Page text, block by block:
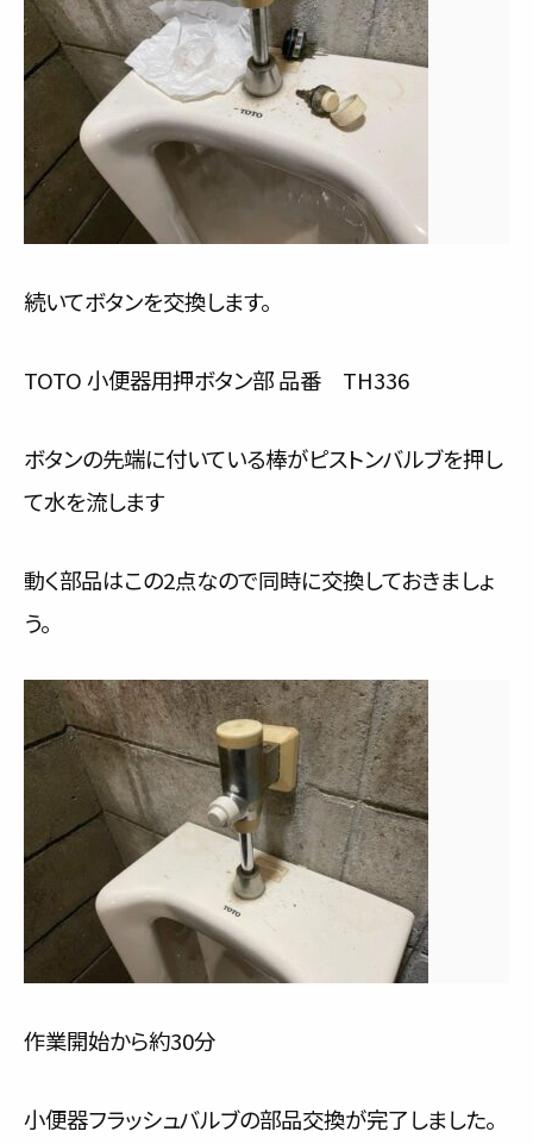
続いてボタンを交換します。
TOTO 小便器用押ボタン部 品番 TH336
ボタンの先端に付いている棒がピストンバルブを押し
て水を流します
動く部品はこの2点なので同時に交換しておきましょ
う。
作業開始から約30分
小便器フラッシュバルブの部品交換が完了しました。